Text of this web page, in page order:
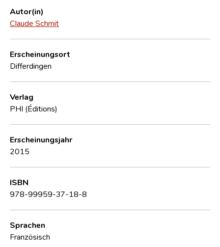
Forschungsgruppe
Kontakt
Autor(in)
Claude Schmit
Erscheinungsort
Differdingen
Verlag
PHI (Éditions)
Erscheinungsjahr
2015
ISBN
978-99959-37-18-8
Sprachen
Französisch